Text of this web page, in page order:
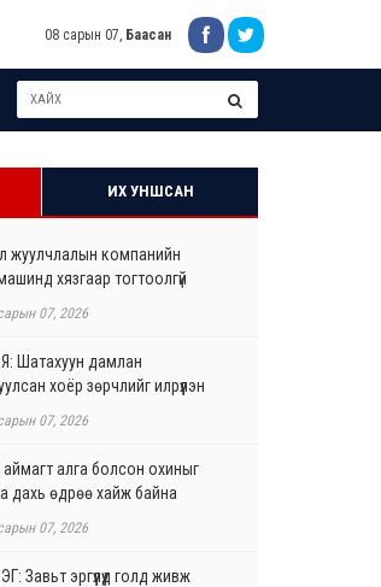
08 сарын 07, Баасан
ИХ УНШСАН
жуулчлалын компанийн
хязгаар тогтоолгүй
07, 2026
Шатахуун дамлан
хоёр зөрчлийг илрүүлэн
07, 2026
алга болсон охиныг
дахь өдрөө хайж байна
07, 2026
Завьт эргүүлүүд голд живж